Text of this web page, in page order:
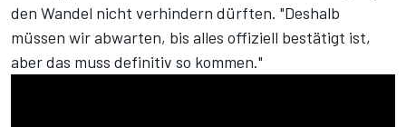
den Wandel nicht verhindern dürften. "Deshalb
müssen wir abwarten, bis alles offiziell bestätigt ist,
aber das muss definitiv so kommen."